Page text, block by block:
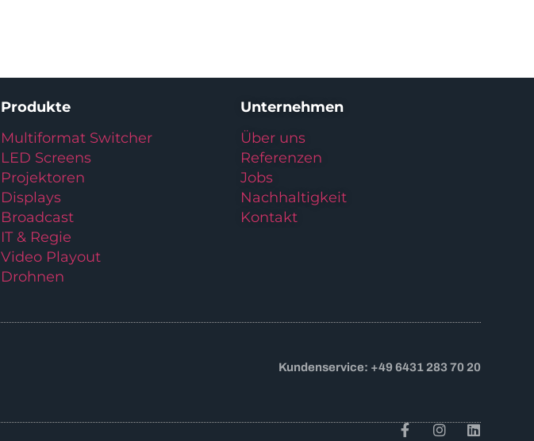
Produkte
Multiformat Switcher
LED Screens
Projektoren
Displays
Broadcast
IT & Regie
Video Playout
Drohnen
Unternehmen
Über uns
Referenzen
Jobs
Nachhaltigkeit
Kontakt
Kundenservice: +49 6431 283 70 20